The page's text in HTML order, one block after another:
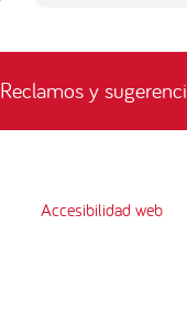
Reclamos y
Accesibilidad web